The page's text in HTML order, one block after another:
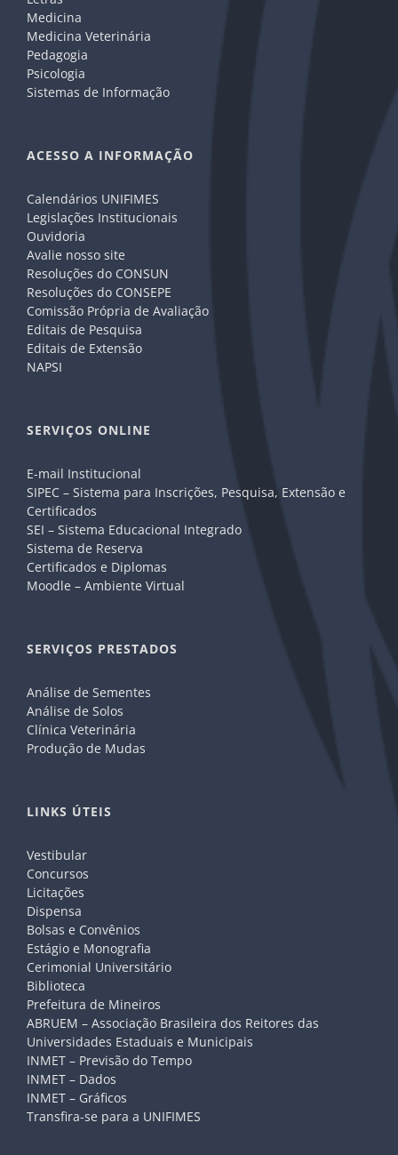
Medicina
Medicina Veterinária
Pedagogia
Psicologia
Sistemas de Informação
ACESSO A INFORMAÇÃO
Calendários UNIFIMES
Legislações Institucionais
Ouvidoria
Avalie nosso site
Resoluções do CONSUN
Resoluções do CONSEPE
Comissão Própria de Avaliação
Editais de Pesquisa
Editais de Extensão
NAPSI
SERVIÇOS ONLINE
E-mail Institucional
SIPEC – Sistema para Inscrições, Pesquisa, Extensão e
Certificados
SEI – Sistema Educacional Integrado
Sistema de Reserva
Certificados e Diplomas
Moodle – Ambiente Virtual
SERVIÇOS PRESTADOS
Análise de Sementes
Análise de Solos
Clínica Veterinária
Produção de Mudas
LINKS ÚTEIS
Vestibular
Concursos
Licitações
Dispensa
Bolsas e Convênios
Estágio e Monografia
Cerimonial Universitário
Biblioteca
Prefeitura de Mineiros
ABRUEM – Associação Brasileira dos Reitores das
Universidades Estaduais e Municipais
INMET – Previsão do Tempo
INMET – Dados
INMET – Gráficos
Transfira-se para a UNIFIMES